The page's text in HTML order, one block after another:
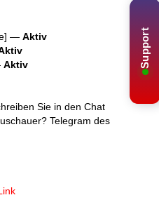
Support
— Aktiv
Aktiv
Sie in den Chat
Telegram des